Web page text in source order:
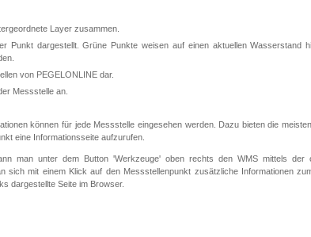
Layer zusammen.
Punkt dargestellt. Grüne Punkte weisen auf einen aktuellen Wasserstand
von PEGELONLINE dar.
Messstelle an.
können für jede Messstelle eingesehen werden. Dazu bieten die
eine Informationsseite aufzurufen.
man unter dem Button 'Werkzeuge' oben rechts den WMS mittels der
sich mit einem Klick auf den Messstellenpunkt zusätzliche Informationen
dargestellte Seite im Browser.